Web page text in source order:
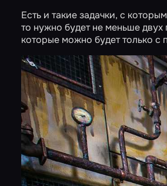
Есть и такие задачки, с
то нужно будет не меньше двух
которые можно будет только с